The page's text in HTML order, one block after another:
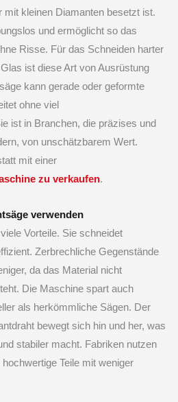
mit kleinen Diamanten besetzt ist.
und ermöglicht so das
Risse. Für das Schneiden harter
ist diese Art von Ausrüstung
kann gerade oder geformte
ohne viel
ist in Branchen, die präzises und
von unschätzbarem Wert.
mit einer
zu verkaufen.
verwenden
Vorteile. Sie schneidet
Zerbrechliche Gegenstände
da das Material nicht
Die Maschine spart auch
als herkömmliche Sägen. Der
bewegt sich hin und her, was
stabiler macht. Fabriken nutzen
Teile mit weniger